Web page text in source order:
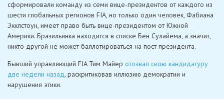
сформировали команду из семи вице-президентов от каждого из
шести глобальных регионов FIA, но только один человек, Фабиана
Экклстоун, имеет право быть вице-президентом от Южной
Америки. Бразильянка находится в списке Бен Сулайема, а значит,
никто другой не может баллотироваться на пост президента.
Бывший управляющий FIA Тим Майер отозвал свою кандидатуру
две недели назад, раскритиковав иллюзию демократии и
нарушения этики.